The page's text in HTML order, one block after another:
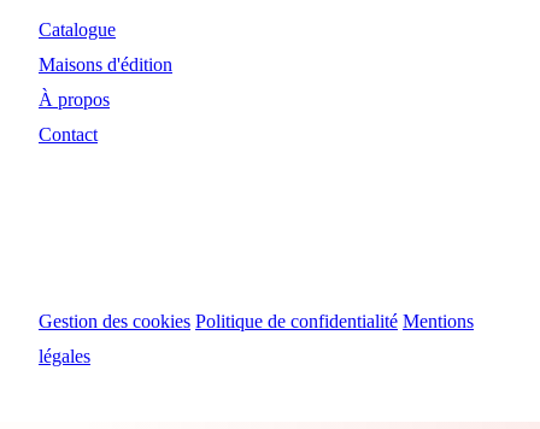
Catalogue
Maisons d'édition
À propos
Contact
Gestion des cookies Politique de confidentialité Mentions
légales